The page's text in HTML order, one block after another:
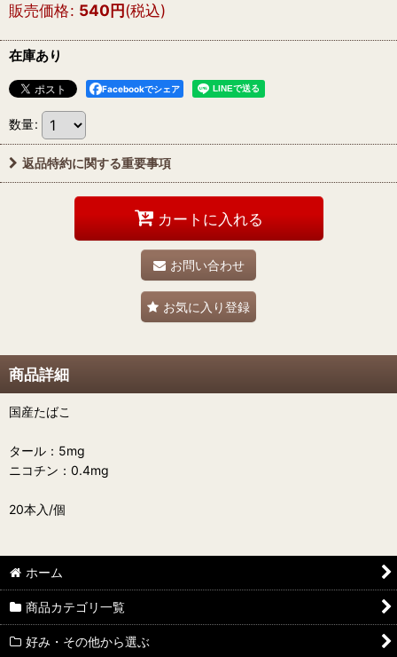
販売価格: 540円(税込)
在庫あり
Facebookでシェア
数量:
返品特約に関する重要事項
カートに入れる
お問い合わせ
お気に入り登録
商品詳細
国産たばこ
タール：5mg
ニコチン：0.4mg
20本入/個
ホーム
商品カテゴリ一覧
好み・その他から選ぶ